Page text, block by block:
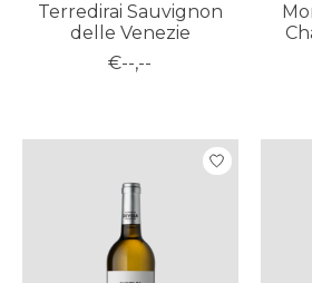
Terredirai Sauvignon
delle Venezie
€--,--